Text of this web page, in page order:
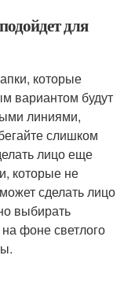
для
которые
вариантом будут
линиями,
слишком
лицо еще
которые не
сделать лицо
выбирать
фоне светлого